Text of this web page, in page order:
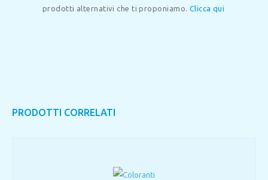
prodotti alternativi che ti proponiamo. Clicca qui
PRODOTTI CORRELATI